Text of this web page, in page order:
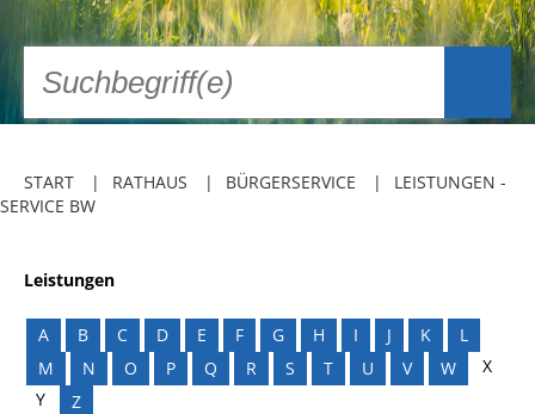
START RATHAUS BÜRGERSERVICE
LEISTUNGEN -
SERVICE BW
Leistungen
A B C D E F G H I J K
L
M
N O P Q R S T U V W
X
Y
Z